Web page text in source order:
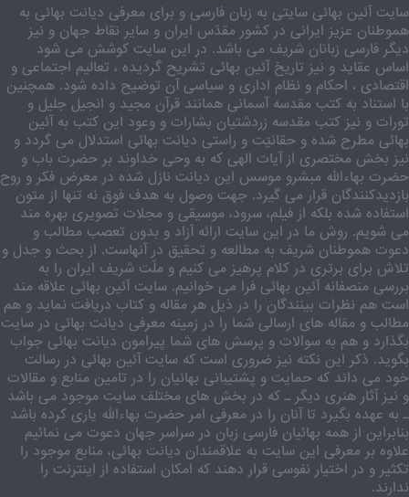
سایت آئین بهائی سایتی به زبان فارسی و برای معرفی دیانت بهائی به
هموطنان عزیز ایرانی در کشور مقدّس ایران و سایر نقاط جهان و نیز
دیگر فارسی زبانان شریف می باشد. در این سایت کوشش می شود
اساس عقاید و نیز تاریخ آئین بهائی تشریح گردیده ، تعالیم اجتماعی و
اقتصادی ، احکام و نظام اداری و سیاسی آن توضیح داده شود. همچنین
با استناد به کتب مقدسه آسمانی همانند قرآن مجید و انجیل جلیل و
تورات و نیز کتب مقدسه زردشتیان بشارات و وعود این کتب به آئین
بهائی مطرح شده و حقانیّت و راستی دیانت بهائی استدلال می گردد و
نیز بخش مختصری از آیات الهی که به وحی خداوند بر حضرت باب و
حضرت بهاءالله مبشرو موسس این دیانت نازل شده در معرض فکر و روح
بازدیدکنندگان قرار می گیرد. جهت وصول به هدف فوق نه تنها از متون
استفاده شده بلکه از فیلم، سرود، موسیقی و مجلات تصویری بهره مند
می شویم. روش ما در این سایت ارائه آزاد و بدون تعصب مطالب و
دعوت هموطنان شریف به مطالعه و تحقیق در آنهاست. از بحث و جدل و
تلاش برای برتری در کلام پرهیز می کنیم و ملّت شریف ایران را به
بررسی منصفانه آئین بهائی فرا می خوانیم. سایت آئین بهائی علاقه مند
است هم نظرات بینندگان را در ذیل هر مقاله و کتاب دریافت نماید و هم
مطالب و مقاله های ارسالی شما را در زمینه معرفی دیانت بهائی در سایت
بگذارد و هم به سوالات و پرسش های شما پیرامون دیانت بهائی جواب
بگوید. ذکر این نکته نیز ضروری است که سایت آئین بهائی در رسالت
خود می داند که حمایت و پشتیبانی بهائیان را در تامین منابع و مقالات
و نیز آثار هنری دیگر ـ که در بخش های مختلف سایت موجود می باشد
ـ به عهده بگیرد تا آنان را در معرفی امر حضرت بهاءالله یاری کرده باشد
بنابراین از همه بهائیان فارسی زبان در سراسر جهان دعوت می نمائیم
علاوه بر معرفی این سایت به علاقمندان دیانت بهائی، منابع موجود را
تکثیر و در اختیار نفوسی قرار دهند که امکان استفاده از اینترنت را
ندارند.